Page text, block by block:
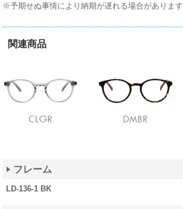
※予期せぬ事情により納期が遅れる場合があります
関連商品
フレーム
LD-136-1 BK